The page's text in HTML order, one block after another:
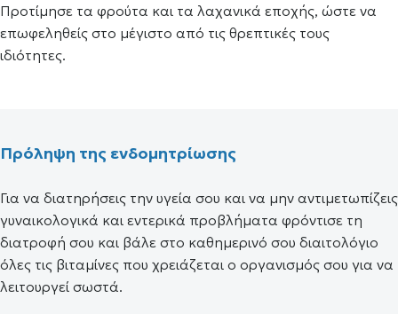
Προτίμησε τα φρούτα και τα λαχανικά εποχής, ώστε να
επωφεληθείς στο μέγιστο από τις θρεπτικές τους
ιδιότητες.
Πρόληψη της ενδομητρίωσης
Για να διατηρήσεις την υγεία σου και να μην αντιμετωπίζεις
γυναικολογικά και εντερικά προβλήματα φρόντισε τη
διατροφή σου και βάλε στο καθημερινό σου διαιτολόγιο
όλες τις βιταμίνες που χρειάζεται ο οργανισμός σου για να
λειτουργεί σωστά.